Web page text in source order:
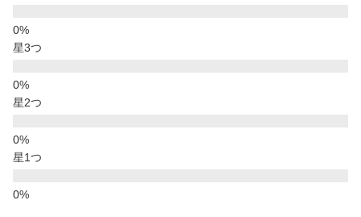
星3つ
星2つ
星1つ